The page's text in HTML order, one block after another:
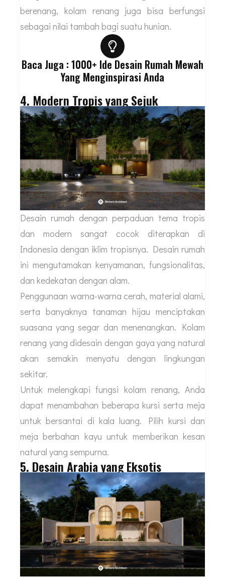
berenang, kolam renang juga bisa berfungsi
sebagai nilai tambah bagi suatu hunian.
Baca Juga : 1000+ Ide Desain Rumah Mewah
Yang Menginspirasi Anda
4. Modern Tropis yang Sejuk
Desain rumah dengan perpaduan tema tropis
dan modern sangat cocok diterapkan di
Indonesia dengan iklim tropisnya. Desain rumah
ini mengutamakan kenyamanan, fungsionalitas,
dan kedekatan dengan alam.
Penggunaan warna-warna cerah, material alami,
serta banyaknya tanaman hijau menciptakan
suasana yang segar dan menenangkan. Kolam
renang yang didesain dengan gaya yang natural
akan semakin menyatu dengan lingkungan
sekitar.
Untuk melengkapi fungsi kolam renang, Anda
dapat menambahan beberapa kursi serta meja
untuk bersantai di kala luang. Pilih kursi dan
meja berbahan kayu untuk memberikan kesan
natural yang sempurna.
5. Desain Arabia yang Eksotis